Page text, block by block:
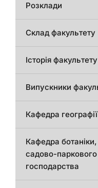
Розклади
Склад факультету
Історія факультету
Випускники
Кафедра
Кафедра ботаніки,
садово-паркового
господарства